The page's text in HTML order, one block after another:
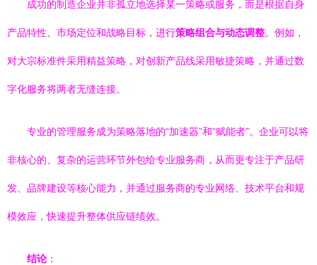
成功的制造企业并非孤立地选择某一策略或服务，而是根据自身
产品特性、市场定位和战略目标，进行策略组合与动态调整。例如，
对大宗标准件采用精益策略，对创新产品线采用敏捷策略，并通过数
字化服务将两者无缝连接。
专业的管理服务成为策略落地的“加速器”和“赋能者”。企业可以将
非核心的、复杂的运营环节外包给专业服务商，从而更专注于产品研
发、品牌建设等核心能力，并通过服务商的专业网络、技术平台和规
模效应，快速提升整体供应链绩效。
结论 ：